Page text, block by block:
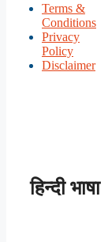
Terms &
Conditions
Privacy
Policy
Disclaimer
हिन्दी भाषा